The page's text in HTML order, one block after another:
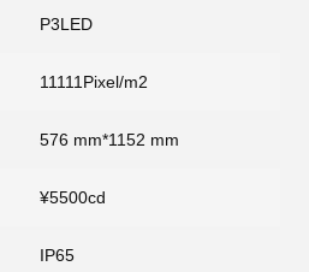
P3LED
11111Pixel/m2
576 mm*1152 mm
¥5500cd
IP65